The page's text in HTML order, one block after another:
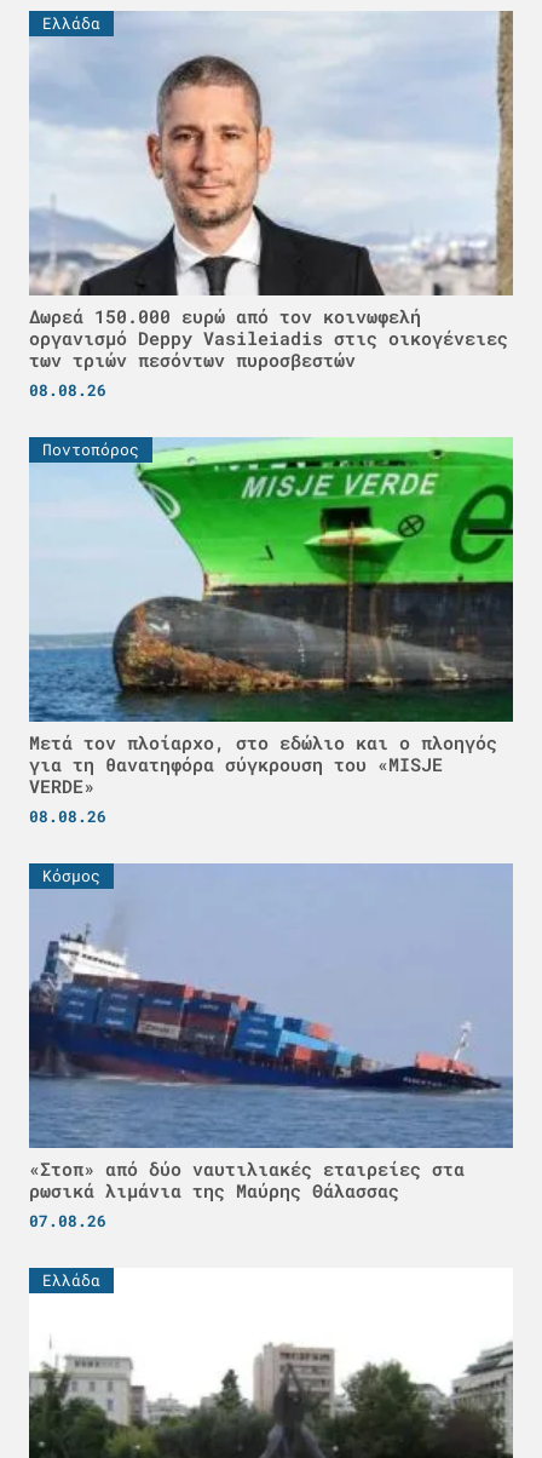
Ελλάδα
Δωρεά 150.000 ευρώ από τον κοινωφελή
οργανισμό Deppy Vasileiadis στις οικογένειες
των τριών πεσόντων πυροσβεστών
08.08.26
Ποντοπόρος
Μετά τον πλοίαρχο, στο εδώλιο και ο πλοηγός
για τη θανατηφόρα σύγκρουση του «MISJE
VERDE»
08.08.26
Κόσμος
«Στοπ» από δύο ναυτιλιακές εταιρείες στα
ρωσικά λιμάνια της Μαύρης Θάλασσας
07.08.26
Ελλάδα